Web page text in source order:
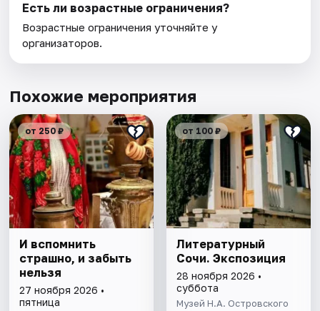
Есть ли возрастные ограничения?
Возрастные ограничения уточняйте у
организаторов.
Похожие мероприятия
от 250 ₽
И вспомнить
страшно, и забыть
нельзя
27 ноября 2026 •
пятница
от 100 ₽
Литературный
Сочи. Экспозиция
28 ноября 2026 •
суббота
Музей Н.А. Островского